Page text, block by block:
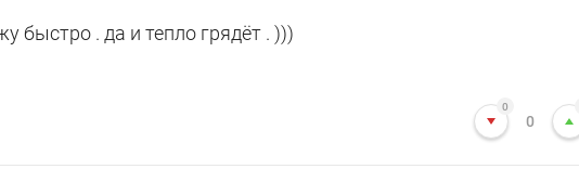
быстро . да и тепло грядёт . )))
0
0